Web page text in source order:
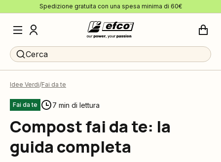
Spedizione gratuita con una spesa minima di 60€
Cerca
Idee Verdi Fai da te
Fai da te 7 min di lettura
Compost fai da te: la
guida completa